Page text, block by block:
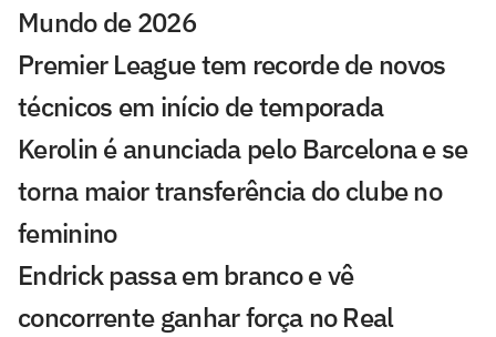
Mundo de 2026
Premier League tem recorde de novos
técnicos em início de temporada
Kerolin é anunciada pelo Barcelona e se
torna maior transferência do clube no
feminino
Endrick passa em branco e vê
concorrente ganhar força no Real